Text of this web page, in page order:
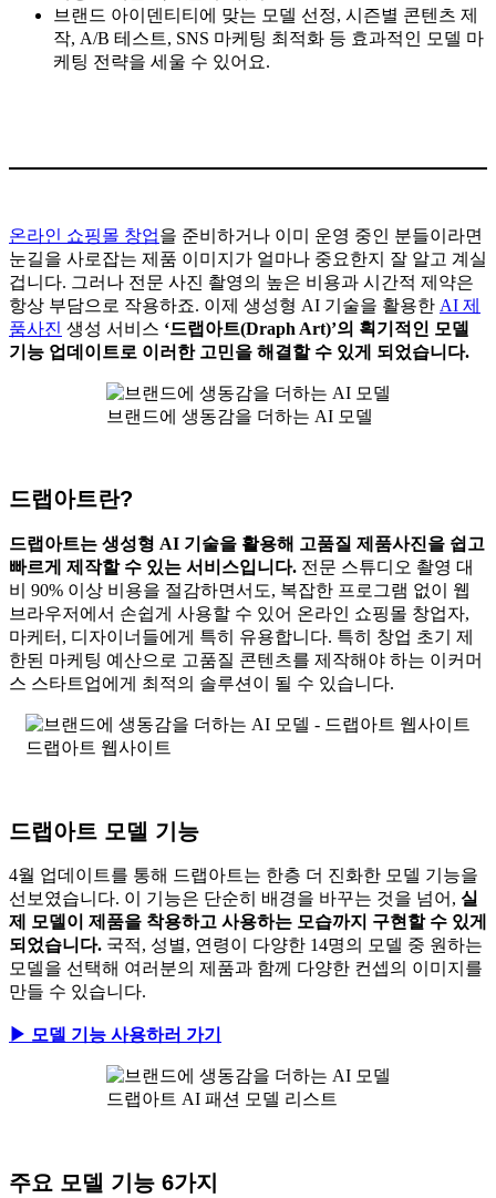
브랜드 아이덴티티에 맞는 모델 선정, 시즌별 콘텐츠 제
작, A/B 테스트, SNS 마케팅 최적화 등 효과적인 모델 마
케팅 전략을 세울 수 있어요.
온라인 쇼핑몰 창업을 준비하거나 이미 운영 중인 분들이라면
눈길을 사로잡는 제품 이미지가 얼마나 중요한지 잘 알고 계실
겁니다. 그러나 전문 사진 촬영의 높은 비용과 시간적 제약은
항상 부담으로 작용하죠. 이제 생성형 AI 기술을 활용한 AI 제
품사진 생성 서비스 ‘드랩아트(Draph Art)’의 획기적인 모델
기능 업데이트로 이러한 고민을 해결할 수 있게 되었습니다.
브랜드에 생동감을 더하는 AI 모델
드랩아트란?
드랩아트는 생성형 AI 기술을 활용해 고품질 제품사진을 쉽고
빠르게 제작할 수 있는 서비스입니다. 전문 스튜디오 촬영 대
비 90% 이상 비용을 절감하면서도, 복잡한 프로그램 없이 웹
브라우저에서 손쉽게 사용할 수 있어 온라인 쇼핑몰 창업자,
마케터, 디자이너들에게 특히 유용합니다. 특히 창업 초기 제
한된 마케팅 예산으로 고품질 콘텐츠를 제작해야 하는 이커머
스 스타트업에게 최적의 솔루션이 될 수 있습니다.
드랩아트 웹사이트
드랩아트 모델 기능
4월 업데이트를 통해 드랩아트는 한층 더 진화한 모델 기능을
선보였습니다. 이 기능은 단순히 배경을 바꾸는 것을 넘어, 실
제 모델이 제품을 착용하고 사용하는 모습까지 구현할 수 있게
되었습니다. 국적, 성별, 연령이 다양한 14명의 모델 중 원하는
모델을 선택해 여러분의 제품과 함께 다양한 컨셉의 이미지를
만들 수 있습니다.
▶ 모델 기능 사용하러 가기
드랩아트 AI 패션 모델 리스트
주요 모델 기능 6가지